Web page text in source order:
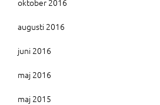
augusti 2016
juni 2016
maj 2016
maj 2015